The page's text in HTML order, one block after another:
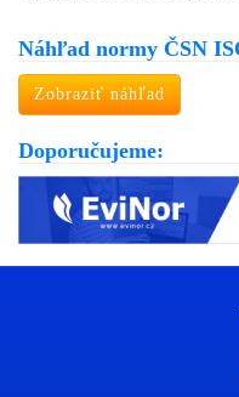
Náhľad normy ČSN
Zobraziť náhľad
Doporučujeme: